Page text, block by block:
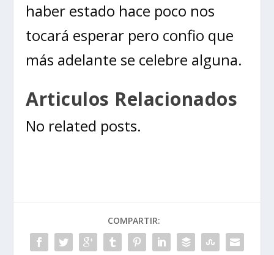
haber estado hace poco nos
tocará esperar pero confio que
más adelante se celebre alguna.
Articulos Relacionados
No related posts.
COMPARTIR: